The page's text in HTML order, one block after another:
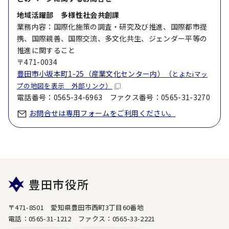
地域活躍部 多様性社会共創課
業務内容：国際化施策の調査・研究及び推進、国際都市提
携、国際親善、国際交流、多文化共生、ジェンダー平等の
推進に関すること
〒471-0034
豊田市小坂本町1-25（産業文化センター内）（とよたiマッ
プの地図を表示 外部リンク）
電話番号：0565-34-6963 ファクス番号：0565-31-3270
お問合せは専用フォームをご利用ください。
豊田市役所
〒471-8501 愛知県豊田市西町3丁目60番地
電話：0565-31-1212 ファクス：0565-33-2221